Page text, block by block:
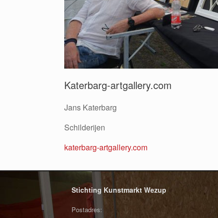
Katerbarg-artgallery.com
Jans Katerbarg
Schilderijen
katerbarg-artgallery.com
Stichting Kunstmarkt Wezup
Postadres: